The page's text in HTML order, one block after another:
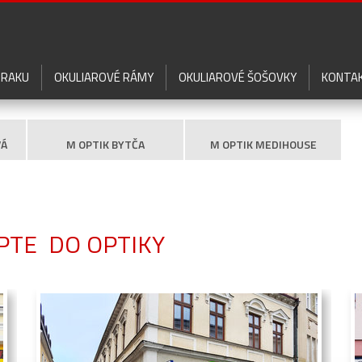
OKULIAROVÉ ŠOŠOVKY
OKULIAROVÉ RÁMY
M OPTIK BYTČA M OPTIK MEDIHOUSE
DO OPTIKY